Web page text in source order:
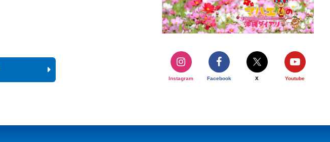
Instagram Facebook X Youtube